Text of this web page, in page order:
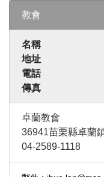
教會
名稱
地址
電話
傳真
卓蘭教會
36941苗栗縣卓蘭
04-2589-1118